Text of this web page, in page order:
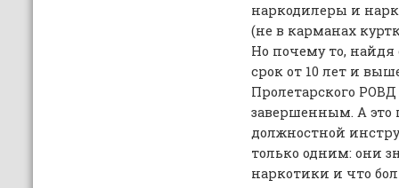
наркодилеры и
(не в карманах
Но почему то, найдя
срок от 10 лет и
Пролетарского
завершенным. А
должностной
только одним: они
наркотики и что